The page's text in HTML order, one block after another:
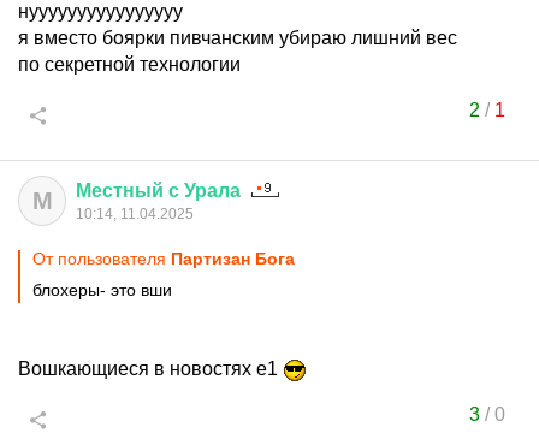
нуууууууууууууууу
я вместо боярки пивчанским убираю лишний вес
по секретной технологии
2 / 1
М Местный с Урала
10:14, 11.04.2025
От пользователя Партизан Бога
блохеры- это вши
Вошкающиеся в новостях е1
3/0